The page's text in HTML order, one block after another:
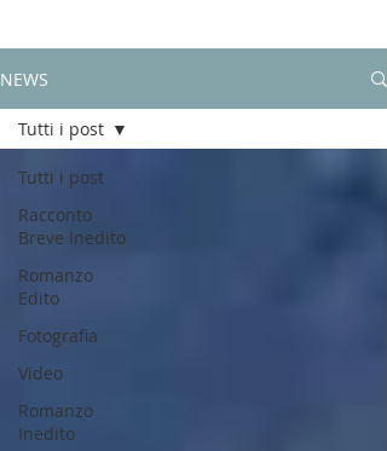
NEWS
Tutti i post
Racconto
Breve Inedito
Romanzo
Edito
Fotografia
Video
Romanzo
Inedito
Tutti i post